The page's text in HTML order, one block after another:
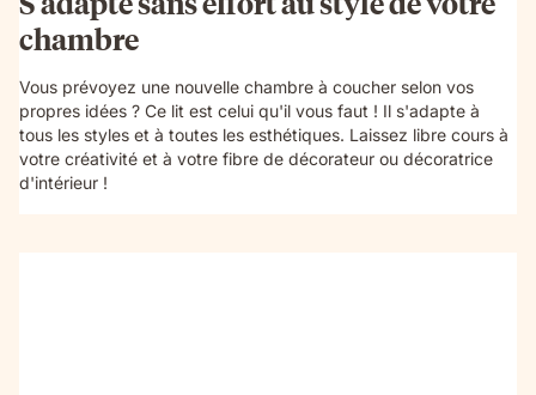
chambre
Vous prévoyez une nouvelle chambre à coucher selon vos
propres idées ? Ce lit est celui qu'il vous faut ! Il s'adapte à
tous les styles et à toutes les esthétiques. Laissez libre cours à
votre créativité et à votre fibre de décorateur ou décoratrice
d'intérieur !